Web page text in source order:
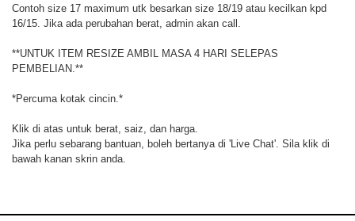
Contoh size 17 maximum utk besarkan size 18/19 atau kecilkan kpd
16/15. Jika ada perubahan berat, admin akan call.
**UNTUK ITEM RESIZE AMBIL MASA 4 HARI SELEPAS
PEMBELIAN.**
*Percuma kotak cincin.*
Klik di atas untuk berat, saiz, dan harga.
Jika perlu sebarang bantuan, boleh bertanya di 'Live Chat'. Sila klik di
bawah kanan skrin anda.